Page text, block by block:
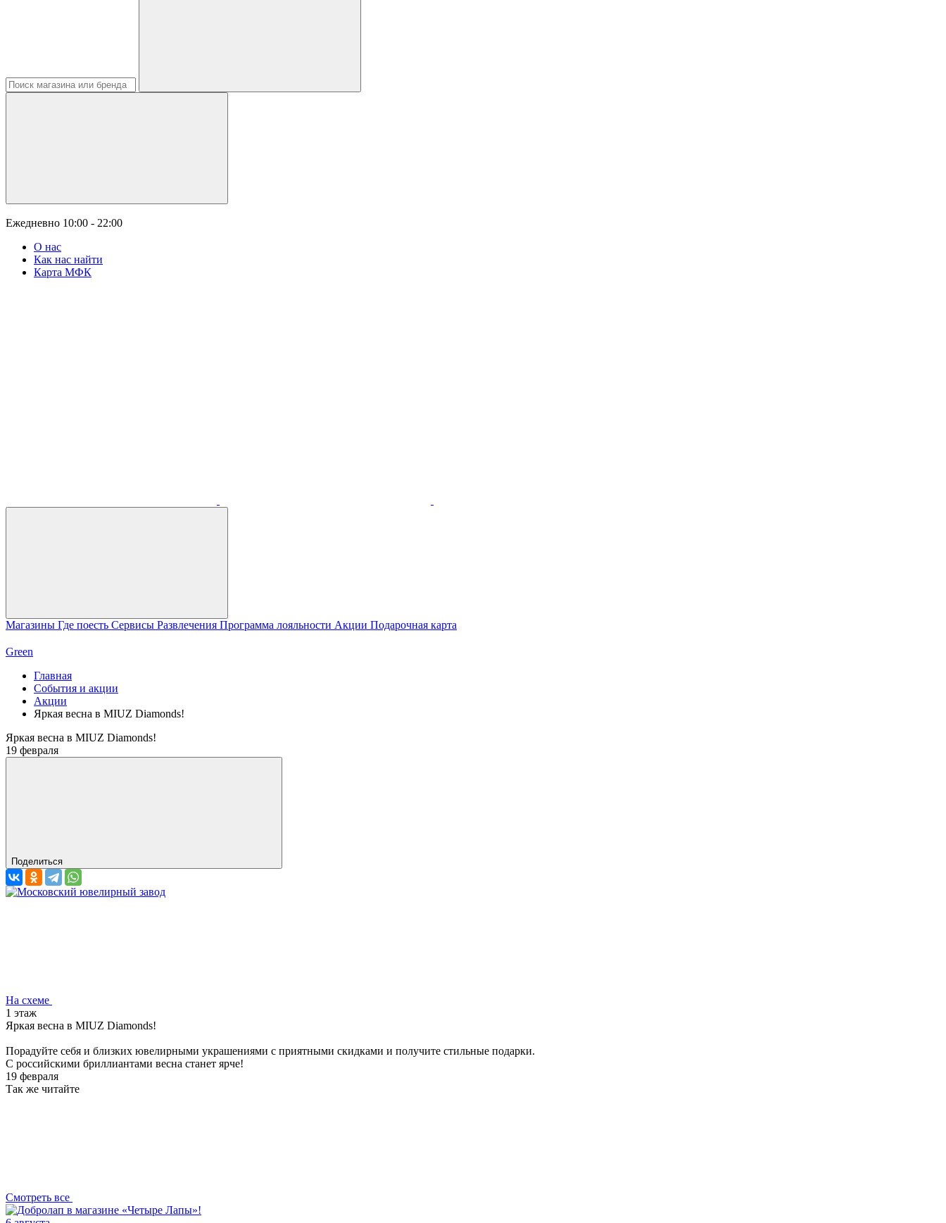
Ежедневно 10:00 - 22:00
О нас
Как нас найти
Карта МФК
Магазины Где поесть Сервисы Развлечения Программа лояльности Акции Подарочная карта
Green
Главная
События и акции
Акции
Яркая весна в MIUZ Diamonds!
Яркая весна в MIUZ Diamonds!
19 февраля
Поделиться
На схеме
1 этаж
Яркая весна в MIUZ Diamonds!
Порадуйте себя и близких ювелирными украшениями с приятными скидками и получите стильные подарки.
С российскими бриллиантами весна станет ярче!
19 февраля
Так же читайте
Смотреть все